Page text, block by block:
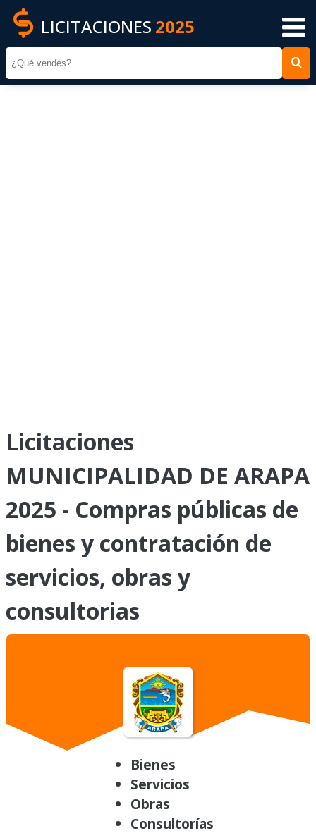
LICITACIONES 2025
Licitaciones
MUNICIPALIDAD DE ARAPA
2025 - Compras públicas de
bienes y contratación de
servicios, obras y
consultorias
Bienes
Servicios
Obras
Consultorías